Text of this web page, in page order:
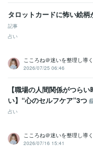
タロットカードに怖い絵柄
記事
占い
こころね＠迷いを整理し導
2026/07/25 06:46
【職場の人間関係がつら
い】“心のセルフケア”3つ
占い
こころね＠迷いを整理し導
2026/07/16 15:41